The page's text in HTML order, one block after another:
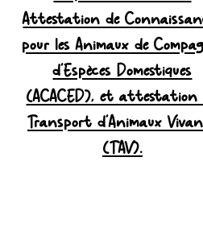
Attestation de
pour les Animaux de
d'Espèces Domestiques
(ACACED), et attestation
Transport d'Animaux
(TAV).